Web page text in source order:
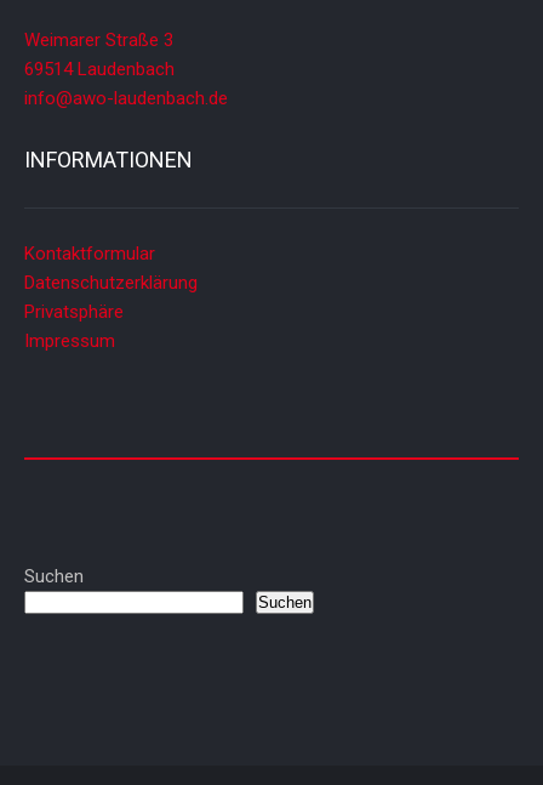
Weimarer Straße 3
69514 Laudenbach
info@awo-laudenbach.de
INFORMATIONEN
Kontaktformular
Datenschutzerklärung
Privatsphäre
Impressum
Suchen
Suchen